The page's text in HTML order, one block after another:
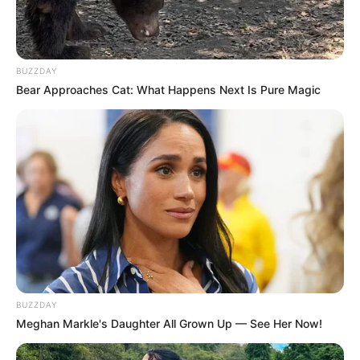
(foto: guff)
9. Matthew Whelan secara resmi mengubah namanya
menjadi King of Ink Land King Body Art The
Extreme Ink-Ite. Ia rela melepas putingnya agar para
seniman tato mudah menggambar bagian dadanya
BUZZDAY
Bear Approaches Cat: What Happens Next Is Pure Magic
BUZZDAY
Meghan Markle's Daughter All Grown Up — See Her Now!